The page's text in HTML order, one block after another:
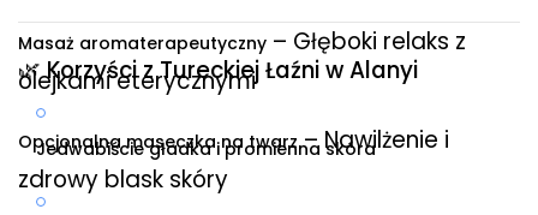
Masaż aromaterapeutyczny – Głęboki relaks z
olejkami eterycznymi
Opcjonalna maseczka na twarz– Nawilżenie i
zdrowy blask skóry
🌿 Korzyści z Tureckiej Łaźni w Alanyi
Jedwabiście gładka i promienna skóra